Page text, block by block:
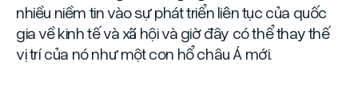
nhiều niềm tin vào sự phát triển liên tục của quốc
gia về kinh tế và xã hội và giờ đây có thể thay thế
vị trí của nó như một con hổ châu Á mới.